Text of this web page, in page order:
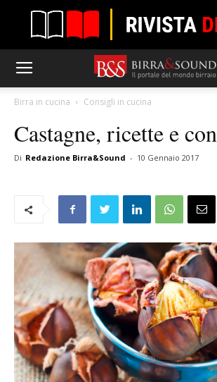
Birra in cucina Consigli in cucina
Castagne, ricette e
Di Redazione Birra&Sound - 10 Gennaio 2017